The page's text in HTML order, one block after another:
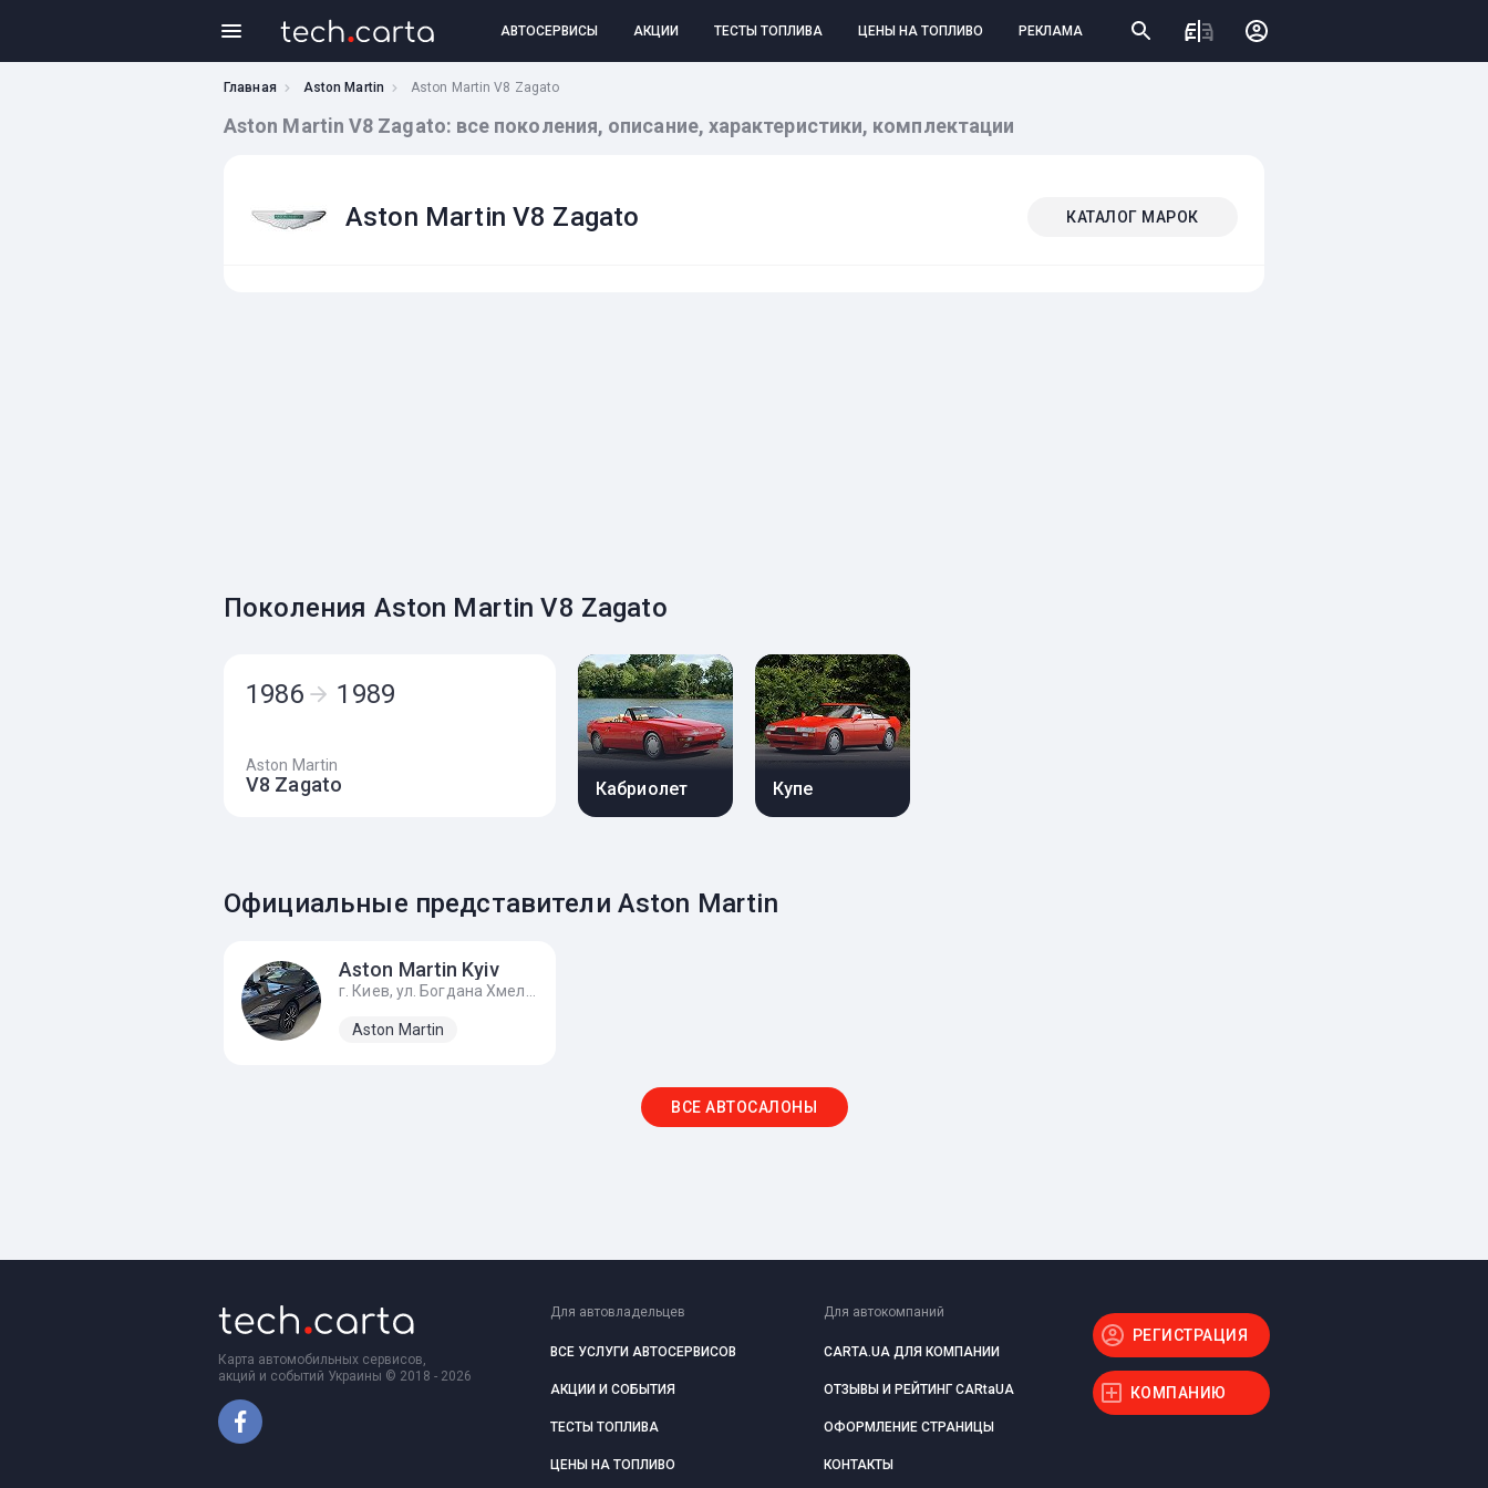
АВТОСЕРВИСЫ АКЦИИ ТЕСТЫ ТОПЛИВА ЦЕНЫ НА ТОПЛИВО РЕКЛАМА
Главная Aston Martin Aston Martin V8 Zagato
Aston Martin V8 Zagato: все поколения, описание, характеристики, комплектации
Aston Martin V8 Zagato КАТАЛОГ МАРОК
Поколения Aston Martin V8 Zagato
1986 1989
Aston Martin
V8 Zagato Кабриолет Купе
Официальные представители Aston Martin
Aston Martin Kyiv
Aston Martin
ВСЕ АВТОСАЛОНЫ
Карта автомобильных сервисов,
акций и событий Украины © 2018 - 2026
Для автовладельцев
ВСЕ УСЛУГИ АВТОСЕРВИСОВ
АКЦИИ И СОБЫТИЯ
ТЕСТЫ ТОПЛИВА
ЦЕНЫ НА ТОПЛИВО
Для автокомпаний
CARTA.UA ДЛЯ КОМПАНИИ
ОТЗЫВЫ И РЕЙТИНГ CARtaUA
ОФОРМЛЕНИЕ СТРАНИЦЫ
КОНТАКТЫ
РЕГИСТРАЦИЯ
КОМПАНИЮ